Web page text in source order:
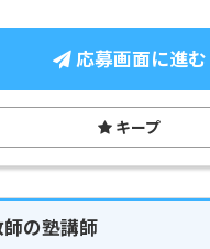
応募画面に進む
キープ
の塾講師